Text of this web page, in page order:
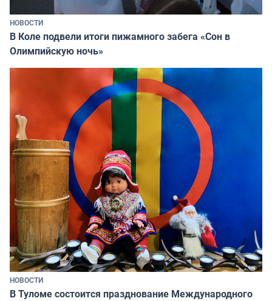
НОВОСТИ
В Коле подвели итоги пижамного забега «Сон в
Олимпийскую ночь»
НОВОСТИ
В Туломе состоится празднование Международного